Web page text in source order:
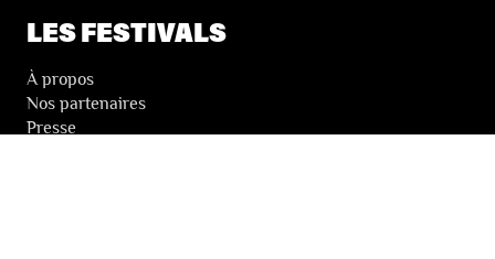
LES FESTIVALS
À propos
Nos partenaires
Presse